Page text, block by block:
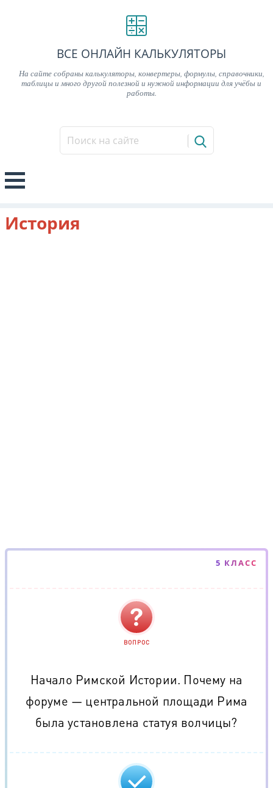
ВСЕ ОНЛАЙН КАЛЬКУЛЯТОРЫ
На сайте собраны калькуляторы, конвертеры, формулы, справочники,
таблицы и много другой полезной и нужной информации для учёбы и
работы.
История
5 КЛАСС
ВОПРОС
Начало Римской Истории. Почему на
форуме — центральной площади Рима
была установлена статуя волчицы?